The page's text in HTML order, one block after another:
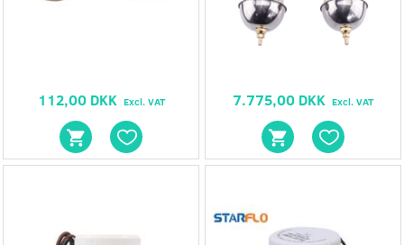
112,00 DKK Excl. VAT 7.775,00 DKK Excl. VAT